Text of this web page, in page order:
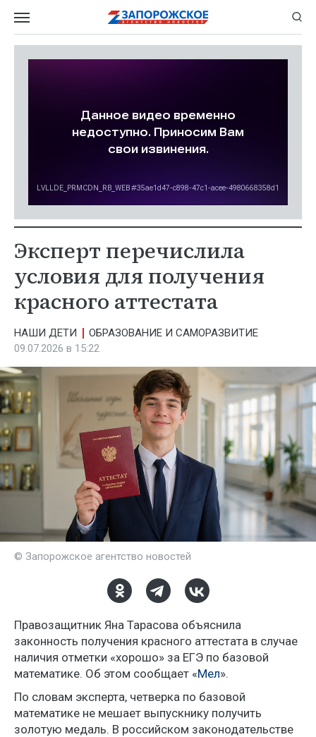
Эксперт перечислила
условия для получения
красного аттестата
НАШИ ДЕТИ
ОБРАЗОВАНИЕ И САМОРАЗВИТИЕ
09.07.2026 в 15:22
© Запорожское агентство новостей
Правозащитник Яна Тарасова объяснила
законность получения красного аттестата в случае
наличия отметки «хорошо» за ЕГЭ по базовой
математике. Об этом сообщает «Мел».
По словам эксперта, четверка по базовой
математике не мешает выпускнику получить
золотую медаль. В российском законодательстве